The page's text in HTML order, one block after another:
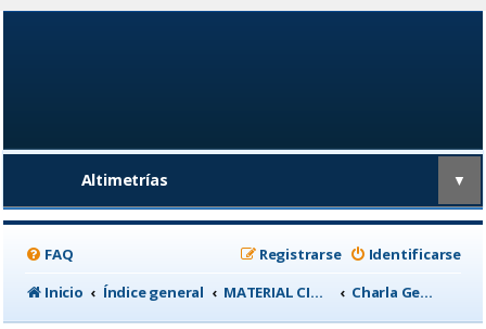
Altimetrías ▼
FAQ Identificarse
Registrarse
Inicio
Índice general MATERIAL CICLISTA Charla General sobre material